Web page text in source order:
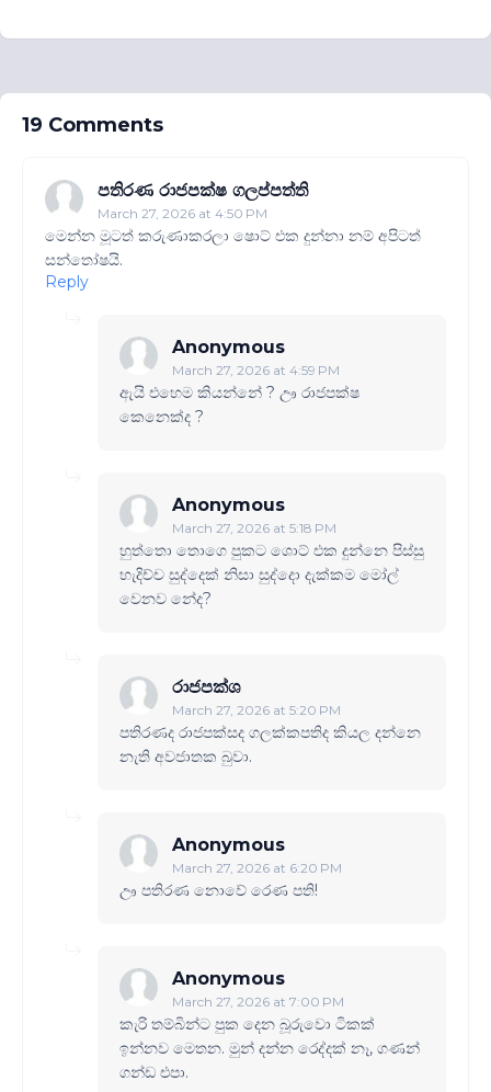
19 Comments
පතිරණ රාජපක්ෂ ගලප්පත්ති
March 27, 2026 at 4:50 PM
මෙන්න මූටත් කරුණාකරලා ෂොට් එක දුන්නා නම් අපිටත්
සන්තෝෂයි.
Reply
Anonymous
March 27, 2026 at 4:59 PM
ඇයි එහෙම කියන්නේ ? ඌ රාජපක්ෂ
කෙනෙක්ද ?
Anonymous
March 27, 2026 at 5:18 PM
හුත්තො තොගෙ පුකට ශොට් එක දුන්නෙ පිස්සු
හැදිච්ච සුද්දෙක් නිසා සුද්දො දැක්කම මෝල්
වෙනව නේද?
රාජපක්ශ
March 27, 2026 at 5:20 PM
පතිරණද රාජපක්සද ගලක්කපතිද කියල දන්නෙ
නැති අවජාතක බුවා.
Anonymous
March 27, 2026 at 6:20 PM
ඌ පතිරණ නොවේ රෙණ පති!
Anonymous
March 27, 2026 at 7:00 PM
කැරි තම්බින්ට පුක දෙන බූරුවො ටිකක්
ඉන්නව මෙතන. මුන් දන්න රෙද්දක් නෑ, ගණන්
ගන්ඩ එපා.